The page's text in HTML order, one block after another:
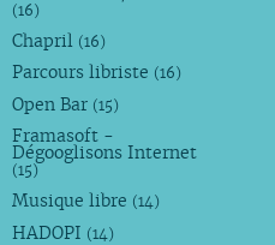
(16)
Chapril (16)
Parcours libriste (16)
Open Bar (15)
Framasoft -
Dégooglisons Internet
(15)
Musique libre (14)
HADOPI (14)